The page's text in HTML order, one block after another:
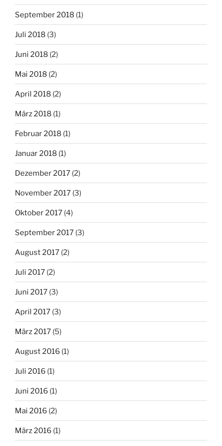
September 2018 (1)
Juli 2018 (3)
Juni 2018 (2)
Mai 2018 (2)
April 2018 (2)
März 2018 (1)
Februar 2018 (1)
Januar 2018 (1)
Dezember 2017 (2)
November 2017 (3)
Oktober 2017 (4)
September 2017 (3)
August 2017 (2)
Juli 2017 (2)
Juni 2017 (3)
April 2017 (3)
März 2017 (5)
August 2016 (1)
Juli 2016 (1)
Juni 2016 (1)
Mai 2016 (2)
März 2016 (1)